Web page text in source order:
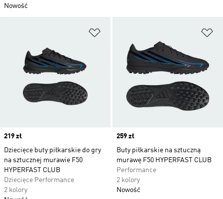
Nowość
Price
219 zł
Dziecięce buty piłkarskie do gry
na sztucznej murawie F50
HYPERFAST CLUB
Dziecięce Performance
2 kolory
Price
259 zł
Buty piłkarskie na sztuczną
murawę F50 HYPERFAST CLUB
Performance
2 kolory
Nowość